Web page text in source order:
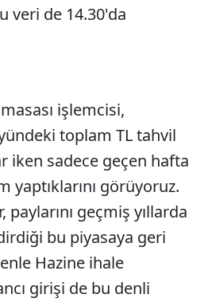
veri de 14.30'da
işlemcisi,
toplam TL tahvil
iken sadece geçen hafta
yaptıklarını görüyoruz.
paylarını geçmiş yıllarda
bu piyasaya geri
Hazine ihale
girişi de bu denli